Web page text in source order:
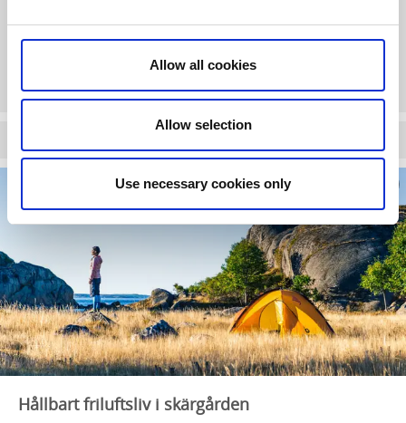
Allow all cookies
Allow selection
Use necessary cookies only
eller förts dit via regnvatten och floder. Visste du att 80% av
allt skräp i havet kommer från land? Läs mer om
havet | Håll Sverige Rent
Hållbart friluftsliv i skärgården